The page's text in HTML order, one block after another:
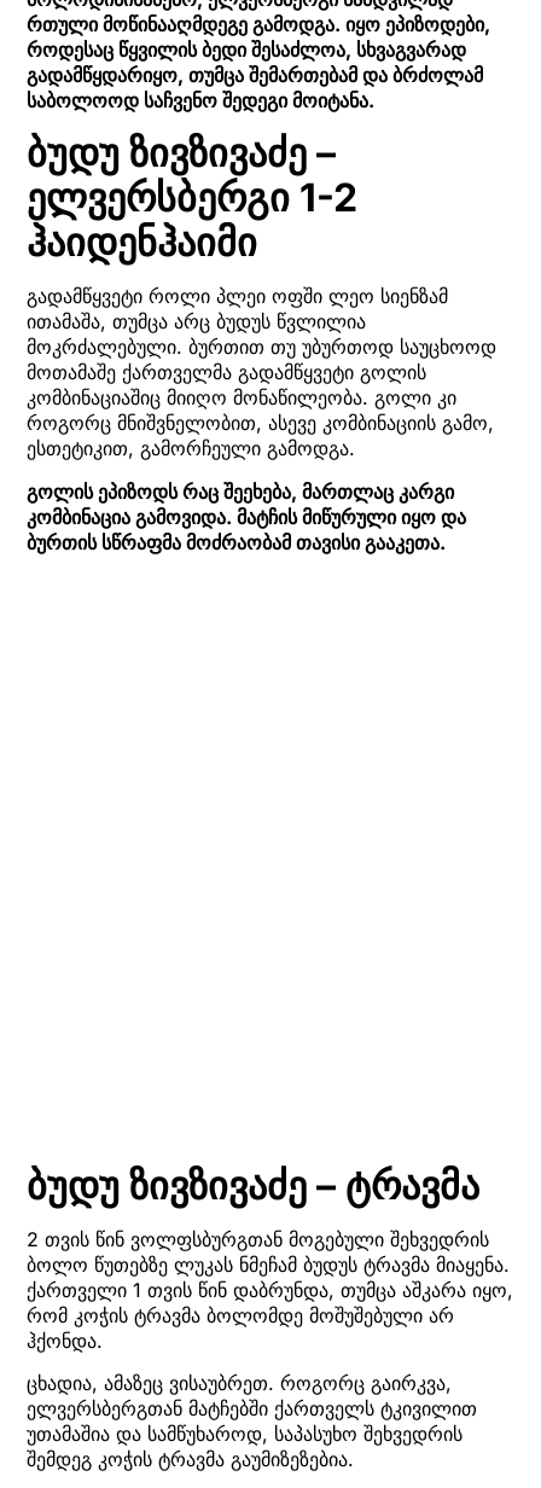
რთული მოწინააღმდეგე გამოდგა. იყო ეპიზოდები,
როდესაც წყვილის ბედი შესაძლოა, სხვაგვარად
გადამწყდარიყო, თუმცა შემართებამ და ბრძოლამ
საბოლოოდ საჩვენო შედეგი მოიტანა.
ბუდუ ზივზივაძე –
ელვერსბერგი 1-2
ჰაიდენჰაიმი
გადამწყვეტი როლი პლეი ოფში ლეო სიენზამ
ითამაშა, თუმცა არც ბუდუს წვლილია
მოკრძალებული. ბურთით თუ უბურთოდ საუცხოოდ
მოთამაშე ქართველმა გადამწყვეტი გოლის
კომბინაციაშიც მიიღო მონაწილეობა. გოლი კი
როგორც მნიშვნელობით, ასევე კომბინაციის გამო,
ესთეტიკით, გამორჩეული გამოდგა.
გოლის ეპიზოდს რაც შეეხება, მართლაც კარგი
კომბინაცია გამოვიდა. მატჩის მიწურული იყო და
ბურთის სწრაფმა მოძრაობამ თავისი გააკეთა.
ბუდუ ზივზივაძე – ტრავმა
2 თვის წინ ვოლფსბურგთან მოგებული შეხვედრის
ბოლო წუთებზე ლუკას ნმეჩამ ბუდუს ტრავმა მიაყენა.
ქართველი 1 თვის წინ დაბრუნდა, თუმცა აშკარა იყო,
რომ კოჭის ტრავმა ბოლომდე მოშუშებული არ
ჰქონდა.
ცხადია, ამაზეც ვისაუბრეთ. როგორც გაირკვა,
ელვერსბერგთან მატჩებში ქართველს ტკივილით
უთამაშია და სამწუხაროდ, საპასუხო შეხვედრის
შემდეგ კოჭის ტრავმა გაუმიზეზებია.